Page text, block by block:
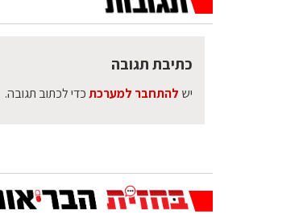
כתיבת תגובה
יש להתחבר למערכתכדי לכתוב תגובה.